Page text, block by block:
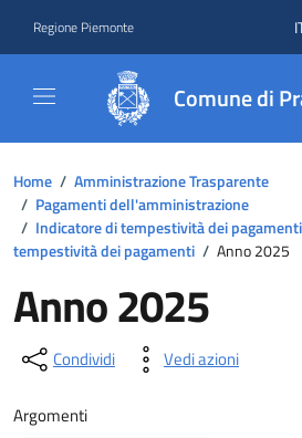
Regione Piemonte
Comune di
Home / Amministrazione Trasparente
/ Pagamenti dell'amministrazione
/ Indicatore di tempestività dei pagamenti
tempestività dei pagamenti / Anno 2025
Anno 2025
Condividi Vedi azioni
Argomenti